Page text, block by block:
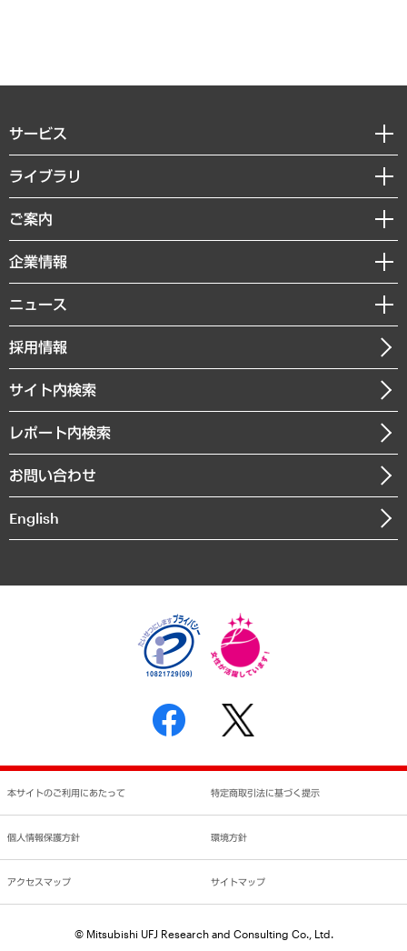
サービス
経営戦略
組織・人事戦略
デジタルイノベーション
共生・ダイバーシティ
GRC（ガバナンス・リスク・コンプライアンス）・防災（政策）
経済・産業・雇用・労働
まちづくり・観光・交通・スポーツ・スマートシティ
自然資源・農林水産業・食料システム
ライブラリ
経済調査
レポート
コラム
経営用語集
受託・受注実績（官公庁関連）
メディア掲載・出演
ご案内
セミナー・イベント情報
MUFGビジネスセミナー
受託案件情報
企業情報
私たちの想い
社長メッセージ
会社概要
沿革
組織図・本部部室紹介
インドネシア現地法人
個人情報保護方針
反社会的勢力に対する基本方針
書面による個人情報の開示等の請求の手続きについて
ニュース
ニュースリリース
お知らせ
採用情報
サイト内検索
レポート内検索
お問い合わせ
English
本サイトのご利用にあたって 特定商取引法に基づく提示
個人情報保護方針 環境方針
アクセスマップ サイトマップ
© Mitsubishi UFJ Research and Consulting Co., Ltd.